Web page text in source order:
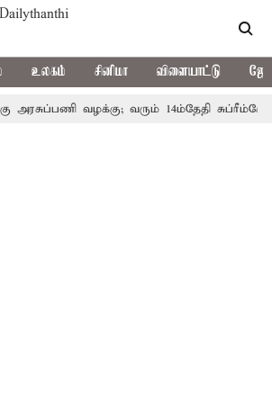
உலகம் சினிமா விளையாட்டு
வழக்கு; வரும் 14ம்தேதி